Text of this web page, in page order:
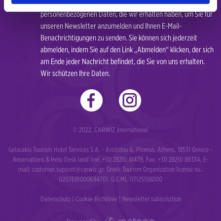
Wir benötigen Ihre Zustimmung zur Verarbeitung der
personenbezogenen Daten, die wir erhalten haben, um Sie für
unseren Newsletter anzumelden und Ihnen E-Mail-
Benachrichtigungen zu senden. Sie können sich jederzeit
abmelden, indem Sie auf den Link „Abmelden“ klicken, der sich
am Ende jeder Nachricht befindet, die Sie von uns erhalten.
Wir schützen Ihre Daten.
© 2022. CARWIZ International
Gelasakis Tourism Hotel Services S.A. - Aristidou 6, Piraeus, Athens, 18531 Greece -
Reservations & Help Desk land line: +30 28210 81478, Fax: +30 28210 89334, E-
mail: customer.support@carwiz.gr. Greek Tourism Organization license no.:
0207Ε81000684701. G.E.MI. 117125158000
Datenschutz| Cookie-Richtlinie Newsletter subscription